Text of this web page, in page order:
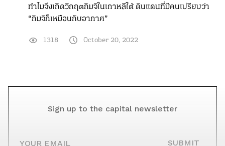
ทำไมจึงเกิดวิกฤตกิมจิในเกาหลีใต้ ดินแดนที่มีคนเปรียบว่า
“กิมจิก็เหมือนกับอากาศ”
1318 October 20, 2022
Sign up to the capital newsletter
SUBMIT